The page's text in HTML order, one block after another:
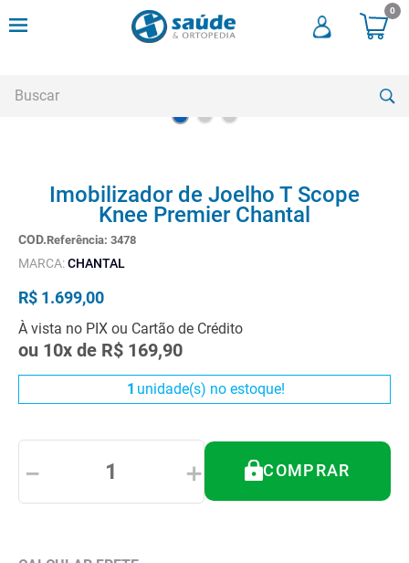
0
Imobilizador de Joelho T Scope
Knee Premier Chantal
Referência: 3478
MARCA:CHANTAL
R$ 1.699,00
À vista no PIX ou Cartão de Crédito
ou 10x de R$ 169,90
1 unidade(s) no estoque!
＋
－ COMPRAR
andadores
meia compressao
3º
cadeira rodas
4º
bota imobilizadora
5º
andador
6º
imobilizador joelho
cadeira rodas agile